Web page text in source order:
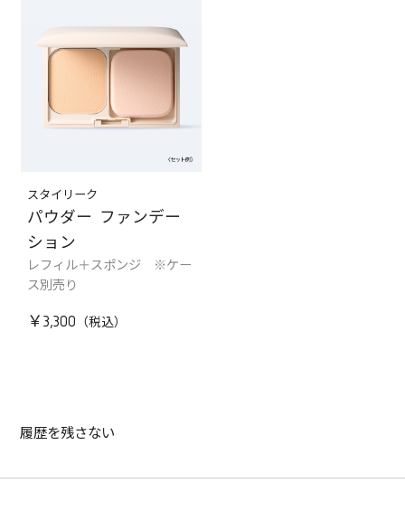
スタイリーク
パウダー ファンデー
ション
レフィル＋スポンジ ※ケー
ス別売り
￥3,300
履歴を残さない